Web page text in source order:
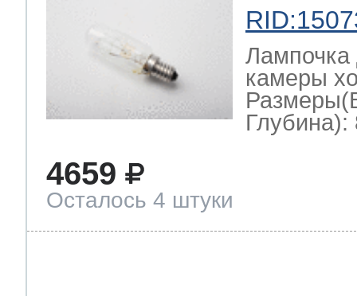
Лампочка
камеры
Глубина):
4659
Осталось 4 штуки